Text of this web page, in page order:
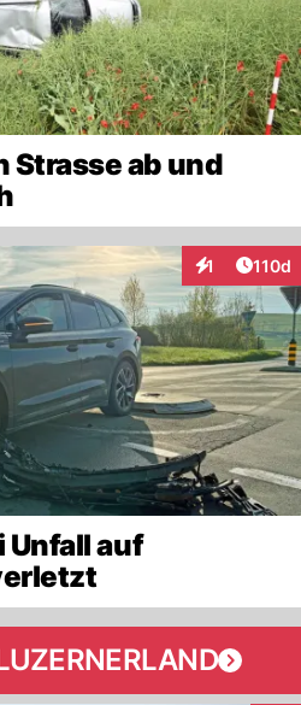
ab und
1
Interaktionen
110d
auf